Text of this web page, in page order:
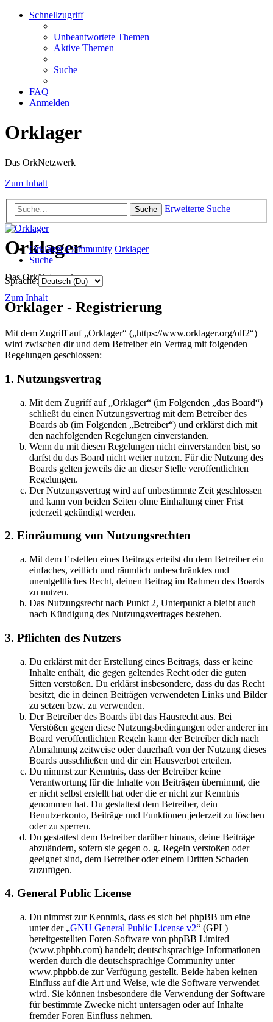
Schnellzugriff
Unbeantwortete Themen
Aktive Themen
Suche
FAQ
Anmelden
Orklager
Das OrkNetzwerk
Zum Inhalt
Suche Erweiterte Suche
Orklager
Das OrkNetzwerk
Zum Inhalt
Orklager-Community Orklager
Suche
Sprache:
Orklager - Registrierung
Mit dem Zugriff auf „Orklager“ („https://www.orklager.org/olf2“)
wird zwischen dir und dem Betreiber ein Vertrag mit folgenden
Regelungen geschlossen:
1. Nutzungsvertrag
Mit dem Zugriff auf „Orklager“ (im Folgenden „das Board“)
schließt du einen Nutzungsvertrag mit dem Betreiber des
Boards ab (im Folgenden „Betreiber“) und erklärst dich mit
den nachfolgenden Regelungen einverstanden.
Wenn du mit diesen Regelungen nicht einverstanden bist, so
darfst du das Board nicht weiter nutzen. Für die Nutzung des
Boards gelten jeweils die an dieser Stelle veröffentlichten
Regelungen.
Der Nutzungsvertrag wird auf unbestimmte Zeit geschlossen
und kann von beiden Seiten ohne Einhaltung einer Frist
jederzeit gekündigt werden.
2. Einräumung von Nutzungsrechten
Mit dem Erstellen eines Beitrags erteilst du dem Betreiber ein
einfaches, zeitlich und räumlich unbeschränktes und
unentgeltliches Recht, deinen Beitrag im Rahmen des Boards
zu nutzen.
Das Nutzungsrecht nach Punkt 2, Unterpunkt a bleibt auch
nach Kündigung des Nutzungsvertrages bestehen.
3. Pflichten des Nutzers
Du erklärst mit der Erstellung eines Beitrags, dass er keine
Inhalte enthält, die gegen geltendes Recht oder die guten
Sitten verstoßen. Du erklärst insbesondere, dass du das Recht
besitzt, die in deinen Beiträgen verwendeten Links und Bilder
zu setzen bzw. zu verwenden.
Der Betreiber des Boards übt das Hausrecht aus. Bei
Verstößen gegen diese Nutzungsbedingungen oder anderer im
Board veröffentlichten Regeln kann der Betreiber dich nach
Abmahnung zeitweise oder dauerhaft von der Nutzung dieses
Boards ausschließen und dir ein Hausverbot erteilen.
Du nimmst zur Kenntnis, dass der Betreiber keine
Verantwortung für die Inhalte von Beiträgen übernimmt, die
er nicht selbst erstellt hat oder die er nicht zur Kenntnis
genommen hat. Du gestattest dem Betreiber, dein
Benutzerkonto, Beiträge und Funktionen jederzeit zu löschen
oder zu sperren.
Du gestattest dem Betreiber darüber hinaus, deine Beiträge
abzuändern, sofern sie gegen o. g. Regeln verstoßen oder
geeignet sind, dem Betreiber oder einem Dritten Schaden
zuzufügen.
4. General Public License
Du nimmst zur Kenntnis, dass es sich bei phpBB um eine
unter der „GNU General Public License v2“ (GPL)
bereitgestellten Foren-Software von phpBB Limited
(www.phpbb.com) handelt; deutschsprachige Informationen
werden durch die deutschsprachige Community unter
www.phpbb.de zur Verfügung gestellt. Beide haben keinen
Einfluss auf die Art und Weise, wie die Software verwendet
wird. Sie können insbesondere die Verwendung der Software
für bestimmte Zwecke nicht untersagen oder auf Inhalte
fremder Foren Einfluss nehmen.